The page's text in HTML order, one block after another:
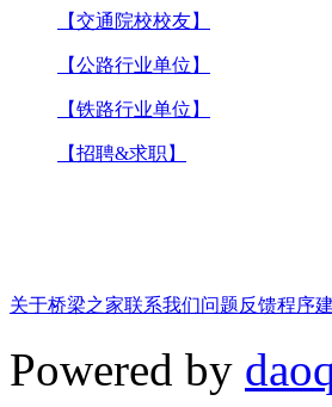
【交通院校校友】
【公路行业单位】
【铁路行业单位】
【招聘&求职】
关于桥梁之家联系我们问题反馈程序
Powered by